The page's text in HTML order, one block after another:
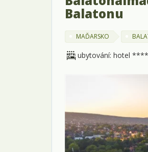
Balatonu
MAĎARSKO
ubytování: hotel ****